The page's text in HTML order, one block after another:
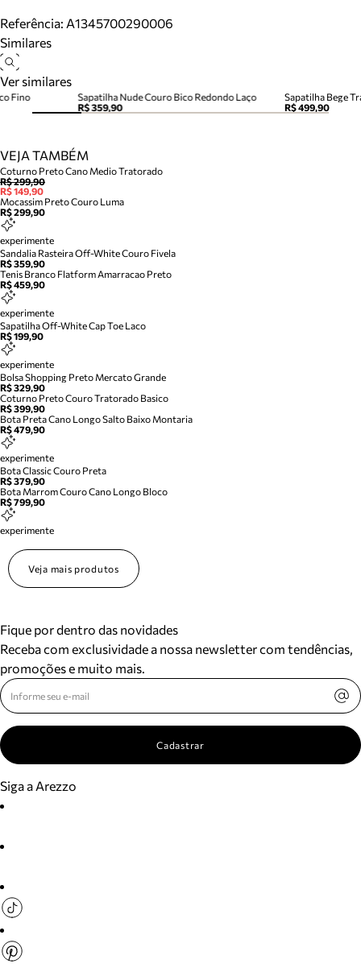
Referência: A1345700290006
Similares
Ver similares
Sapatilha Nude Couro Bico Redondo Laço
R$ 359,90
Sapatilha Bege
R$ 499,90
Fino
VEJA TAMBÉM
Coturno Preto Cano Medio Tratorado
R$ 299,90
R$ 149,90
Mocassim Preto Couro Luma
R$ 299,90
experimente
Sandalia Rasteira Off-White Couro Fivela
R$ 359,90
Tenis Branco Flatform Amarracao Preto
R$ 459,90
experimente
Sapatilha Off-White Cap Toe Laco
R$ 199,90
experimente
Bolsa Shopping Preto Mercato Grande
R$ 329,90
Coturno Preto Couro Tratorado Basico
R$ 399,90
Bota Preta Cano Longo Salto Baixo Montaria
R$ 479,90
experimente
Bota Classic Couro Preta
R$ 379,90
Bota Marrom Couro Cano Longo Bloco
R$ 799,90
experimente
Veja mais produtos
Fique por dentro das novidades
Receba com exclusividade a nossa newsletter com tendências,
promoções e muito mais.
Cadastrar
Siga a Arezzo